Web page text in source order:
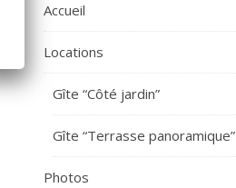
Accueil
Locations
Gîte “Côté jardin”
Gîte “Terrasse panoramique”
Photos